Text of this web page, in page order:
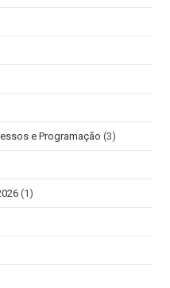
e Programação (3)
(1)